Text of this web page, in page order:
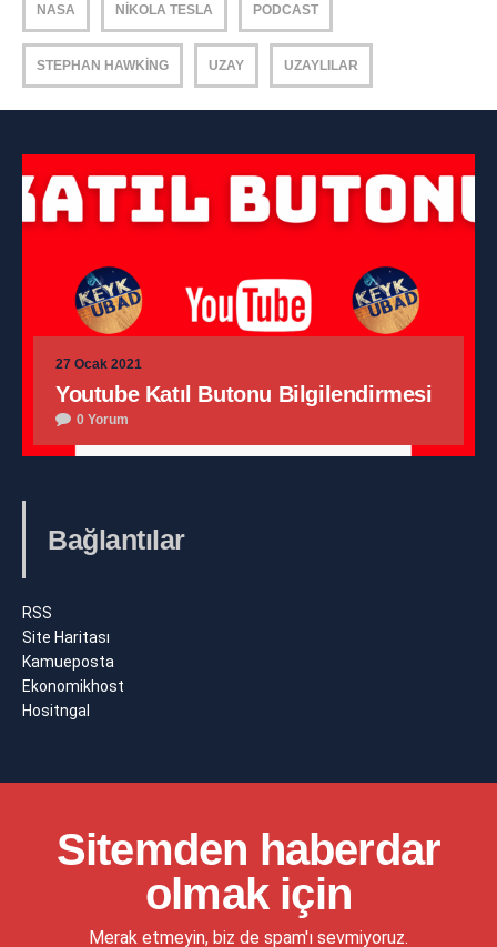
NASA NIKOLA TESLA PODCAST
STEPHAN HAWKING UZAY UZAYLILAR
27 Ocak 2021
Youtube Katıl Butonu Bilgilendirmesi
0 Yorum
Bağlantılar
RSS
Site Haritası
Kamueposta
Ekonomikhost
Hositngal
Sitemden haberdar
olmak için
Merak etmeyin, biz de spam'ı sevmiyoruz.